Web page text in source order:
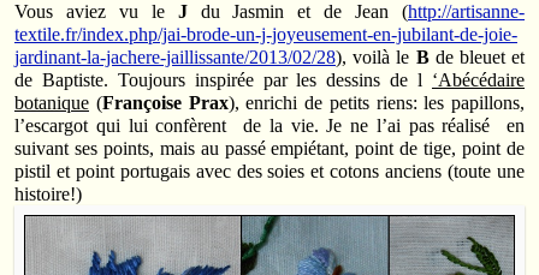
Vous aviez vu le Jdu Jasmin et de Jean (http://artisanne-
textile.fr/index.php/jai-brode-un-j-joyeusement-en-jubilant-de-joie-
jardinant-la-jachere-jaillissante/2013/02/28), voilà le Bde bleuet et
de Baptiste. Toujours inspirée par les dessins de l ‘Abécédaire
botanique (Françoise Prax), enrichi de petits riens: les papillons,
l’escargot qui lui confèrent de la vie. Je ne l’ai pas réalisé en
suivant ses points, mais au passé empiétant, point de tige, point de
pistil et point portugais avec des soies et cotons anciens (toute une
histoire!)